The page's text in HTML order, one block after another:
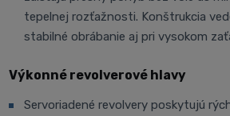
tepelnej rozťažnosti. Konštrukcia
stabilné obrábanie aj pri vysokom
Výkonné revolverové hlavy
Servoriadené revolvery poskytujú